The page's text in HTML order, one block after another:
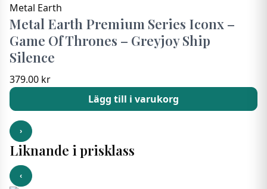
Metal Earth
Metal Earth Premium Series Iconx –
Game Of Thrones – Greyjoy Ship
Silence
379.00 kr
Lägg till i varukorg
›
Liknande i prisklass
‹